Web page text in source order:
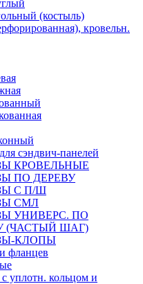
(костыль)
кровельн.
сэндвич-панелей
КРОВЕЛЬНЫЕ
ПО ДЕРЕВУ
С П/Ш
СМЛ
УНИВЕРС. ПО
(ЧАСТЫЙ ШАГ)
КЛОПЫ
фланцев
уплотн. кольцом и